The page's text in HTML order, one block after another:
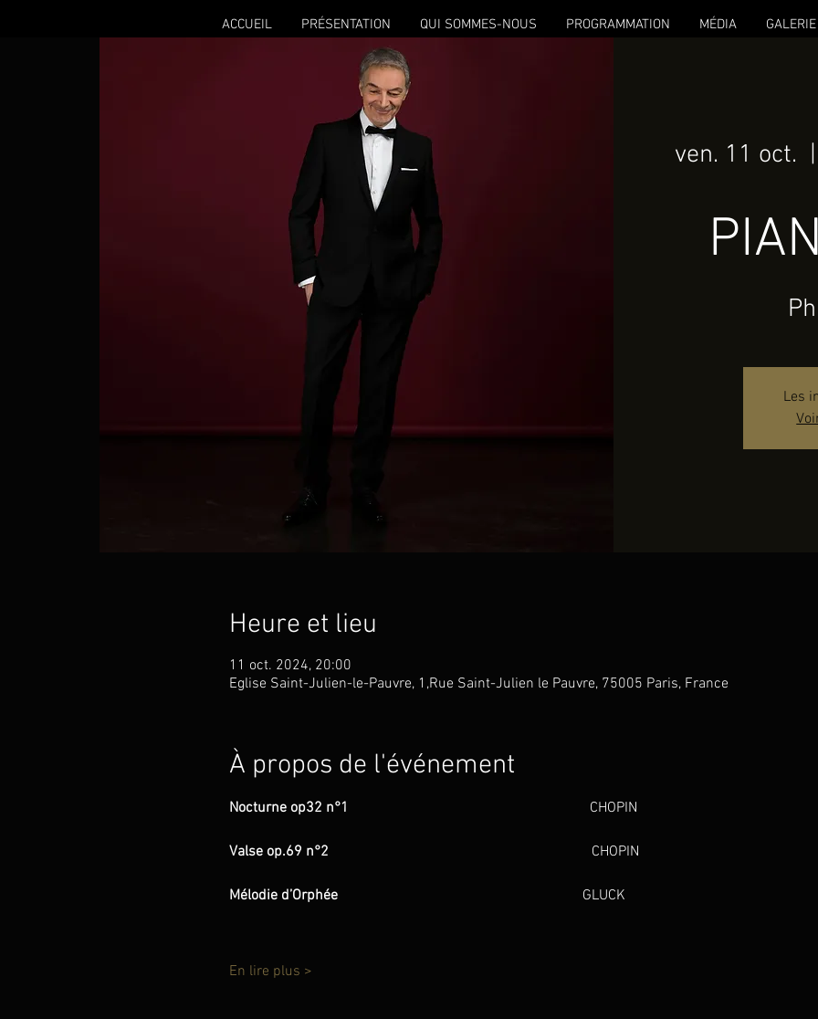
ACCUEIL PRÉSENTATION QUI SOMMES-NOUS PROGRAMMATION MÉDIA GALERIE
ven. 11 oct.
  |
Les
Heure et lieu
11 oct. 2024, 20:00
Eglise Saint-Julien-le-Pauvre, 1,Rue Saint-Julien le Pauvre, 75005 Paris, France
À propos de l'événement
Nocturne op32 n°1 CHOPIN
Valse op.69 n°2 CHOPIN
Mélodie d’Orphée GLUCK
En lire plus >